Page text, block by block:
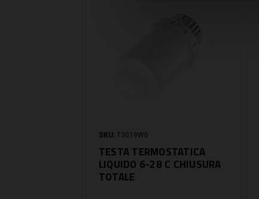
SKU: T3019W0
TESTA TERMOSTATICA
LIQUIDO 6-28 C CHIUSURA
TOTALE